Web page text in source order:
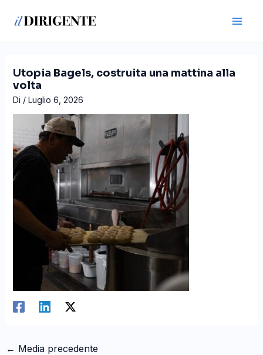
Utopia Bagels, costruita una mattina alla
volta
Di / Luglio 6, 2026
articoli
← Media precedente